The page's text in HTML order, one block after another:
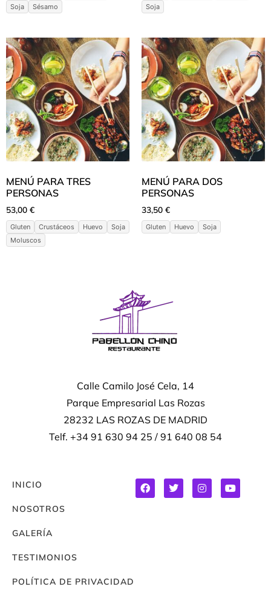
Soja
Sésamo
Soja
MENÚ PARA TRES
PERSONAS
53,00 €
Gluten Crustáceos Huevo
Soja
Moluscos
MENÚ PARA DOS
PERSONAS
33,50 €
Gluten Huevo Soja
Calle Camilo José Cela, 14
Parque Empresarial Las Rozas
28232 LAS ROZAS DE MADRID
Telf. +34 91 630 94 25 / 91 640 08 54
INICIO
NOSOTROS
GALERÍA
TESTIMONIOS
POLÍTICA DE PRIVACIDAD